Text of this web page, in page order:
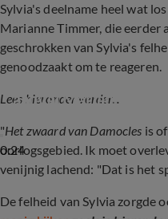
Sylvia's deelname heel wat
Marianne Timmer, die eerder
geschrokken van Sylvia's
genoodzaakt om te reageren.
Lees hieronder verder...
0:24
'Superfanatieke'
aanval Marianne
"Het zwaard van Damocles is
oorlogsgebied. Ik moet
venijnig lachend: "Dat is het
De felheid van Sylvia zorgde